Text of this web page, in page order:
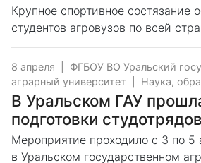
Крупное спортивное состязание
студентов агровузов по всей
8 апреля
ФГБОУ ВО Уральский
аграрный университет
Наука,
В Уральском ГАУ
подготовки
Мероприятие проходило с 3 по 5
в Уральском государственном